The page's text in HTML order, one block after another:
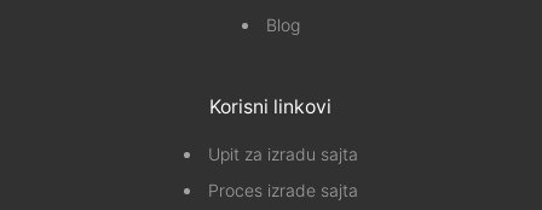
Blog
Korisni linkovi
Upit za izradu sajta
Proces izrade sajta